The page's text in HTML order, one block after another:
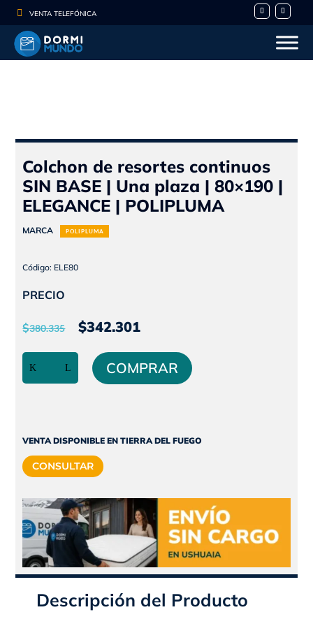
 VENTA TELEFÓNICA
Colchon de resortes continuos
SIN BASE | Una plaza | 80×190 |
ELEGANCE | POLIPLUMA
MARCA POLIPLUMA
Código: ELE80
PRECIO
$380.335
El
precio
original
era:
$342.301El
precio
actual
es:
Colchon
de
BASE
Una
|
80x190
|
ELEGANCE
|
cantidad
COMPRAR
VENTA DISPONIBLE EN TIERRA DEL FUEGO
CONSULTAR
Descripción del Producto